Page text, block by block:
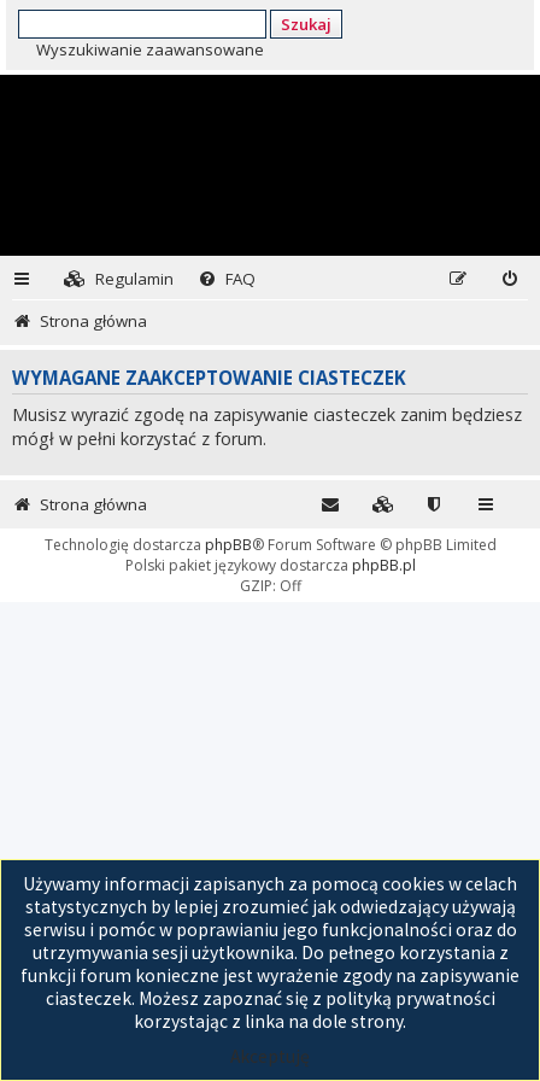
Szukaj
Wyszukiwanie zaawansowane
Regulamin
FAQ
Strona główna
WYMAGANE ZAAKCEPTOWANIE CIASTECZEK
Musisz wyrazić zgodę na zapisywanie ciasteczek zanim będziesz
mógł w pełni korzystać z forum.
Używamy informacji zapisanych za pomocą cookies w celach
statystycznych by lepiej zrozumieć jak odwiedzający używają
serwisu i pomóc w poprawianiu jego funkcjonalności oraz do
utrzymywania sesji użytkownika. Do pełnego korzystania z
funkcji forum konieczne jest wyrażenie zgody na zapisywanie
ciasteczek. Możesz zapoznać się z polityką prywatności
korzystając z linka na dole strony.
Akceptuję
Strona główna
Technologię dostarcza phpBB® Forum Software © phpBB Limited
Polski pakiet językowy dostarcza phpBB.pl
GZIP: Off